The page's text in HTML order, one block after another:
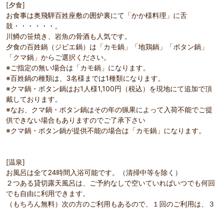
[夕食]
お食事は奥飛騨百姓座敷の囲炉裏にて「かか様料理」に舌
鼓・・・・・・。
川鱒の笹焼き、岩魚の骨酒も人気です。
夕食の百姓鍋（ジビエ鍋）は「カモ鍋」「地鶏鍋」「ボタン鍋」
「クマ鍋」からご選択ください。
※ご指定の無い場合は「カモ鍋」になります。
※百姓鍋の種類は、3名様までは1種類になります。
※クマ鍋・ボタン鍋はお1人様1,100円（税込）を現地にて追加で頂
戴しております。
※なお、クマ鍋・ボタン鍋はその年の猟果によって入荷不能でご提
供できない場合もありますのでご了承下さい
※クマ鍋・ボタン鍋が提供不能の場合は「カモ鍋」になります。
[温泉]
お風呂は全て24時間入浴可能です。（清掃中等を除く）
２つある貸切露天風呂は、ご予約なしで空いていればいつでも何回
でも自由に利用できます。
（もちろん無料）次の方のご利用もあるので、１回のご利用は、３